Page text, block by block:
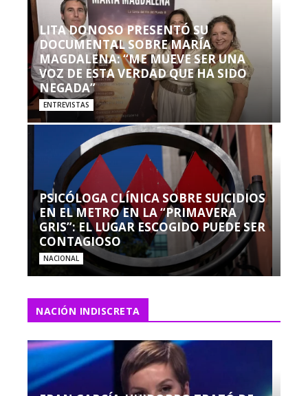
LITA DONOSO PRESENTÓ SU
DOCUMENTAL SOBRE MARÍA
MAGDALENA: “ME MUEVE SER UNA
VOZ DE ESTA VERDAD QUE HA SIDO
NEGADA”
ENTREVISTAS
PSICÓLOGA CLÍNICA SOBRE SUICIDIOS
EN EL METRO EN LA “PRIMAVERA
GRIS”: EL LUGAR ESCOGIDO PUEDE SER
CONTAGIOSO
NACIONAL
NACIÓN INDISCRETA